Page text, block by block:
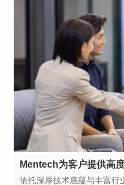
Mentech为客户提供高